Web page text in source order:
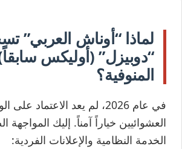
لماذا “أوناش العربي”
“دوبيزل” (أوليكس
المنوفية؟
في عام 2026، لم يعد الاعتماد
العشوائيين خياراً آمناً. إليك المواجهة
الخدمة النظامية والإعلانات الفردية: